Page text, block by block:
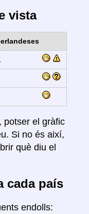
vista
potser el gràfic
Si no és així,
què diu el
cada país
endolls: